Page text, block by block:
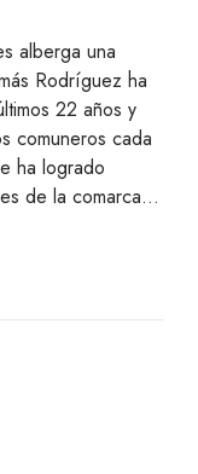
alberga una
Rodríguez ha
22 años y
comuneros cada
ha logrado
de la comarca…